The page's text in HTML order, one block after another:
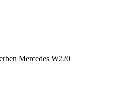
Mercedes W220